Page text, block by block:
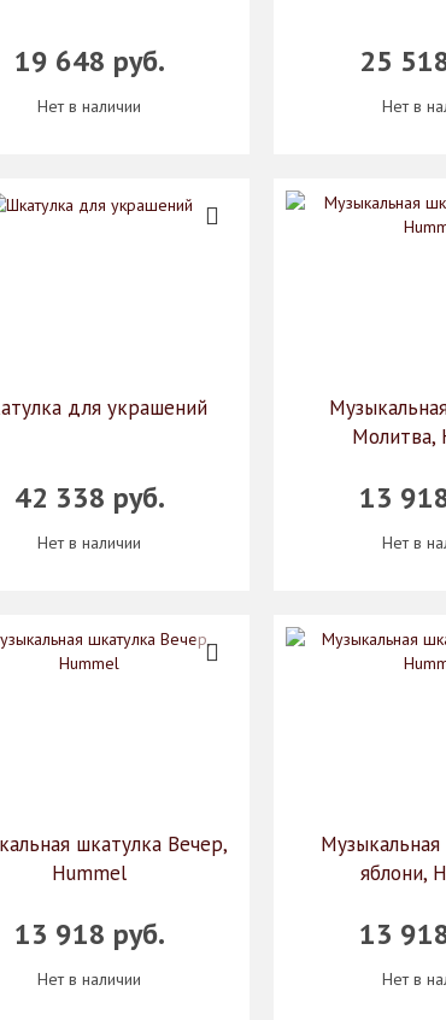
19 648 руб.
Нет в наличии
25
Нет в
для украшений
42 338 руб.
Нет в наличии
Молитва,
13
Нет в
шкатулка Вечер,
Hummel
13 918 руб.
Нет в наличии
яблони,
13
Нет в